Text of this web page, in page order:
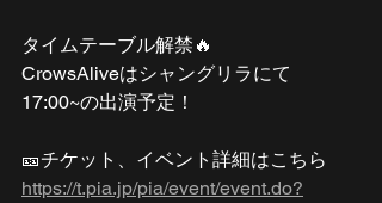
タイムテーブル解禁🔥
CrowsAliveはシャングリラにて
17:00~の出演予定！
🎫チケット、イベント詳細はこちら
https://t.pia.jp/pia/event/event.do?